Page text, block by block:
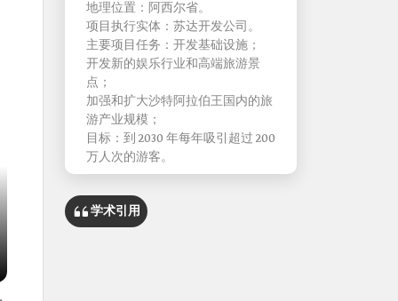
地理位置：阿西尔省。
项目执行实体：苏达开发公司。
主要项目任务：开发基础设施；
开发新的娱乐行业和高端旅游景
点；
加强和扩大沙特阿拉伯王国内的旅
游产业规模；
目标：到 2030 年每年吸引超过 200
万人次的游客。
学术引用